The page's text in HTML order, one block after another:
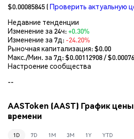
$0.00085845 (Проверить актуальную
Недавние тенденции
Изменение за 24ч:+0.30%
Изменение за 7д: -24.20%
Рыночная капитализация:$0.00
Макс./Мин. за 7д: $0.00112908/ $
Настроение сообщества
--
AASToken (AAST) График
времени
1D 7D 1M 3M 1Y YTD